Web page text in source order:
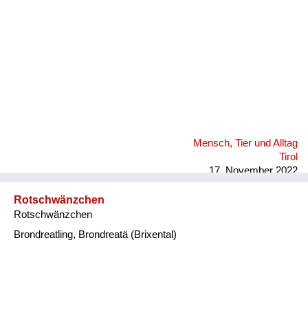
Mensch, Tier und Alltag
Tirol
17. November 2022
Rotschwänzchen
Rotschwänzchen
Brondreatling, Brondreatä (Brixental)